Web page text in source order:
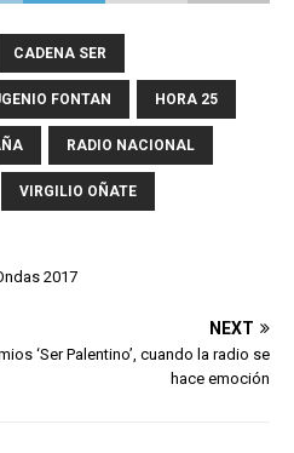
CADENA SER
FONTAN HORA 25
RADIO NACIONAL
VIRGILIO OÑATE
2017
NEXT
‘Ser Palentino’, cuando la radio se
hace emoción